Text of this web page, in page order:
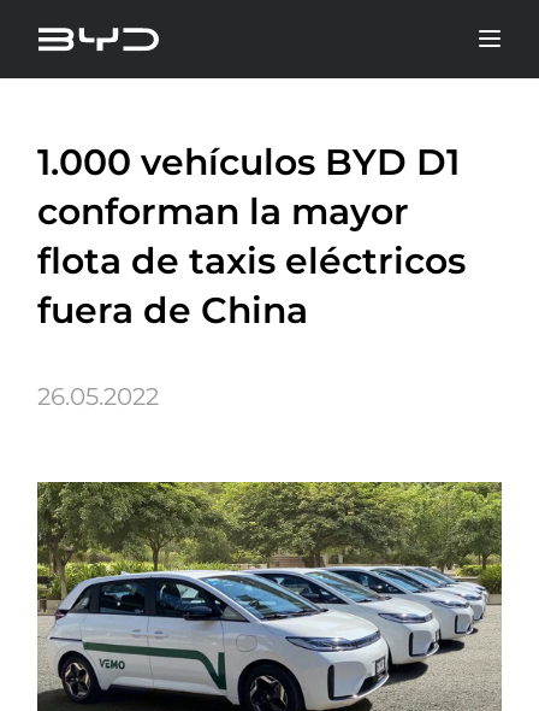
1.000 vehículos BYD D1
conforman la mayor
flota de taxis eléctricos
fuera de China
26.05.2022